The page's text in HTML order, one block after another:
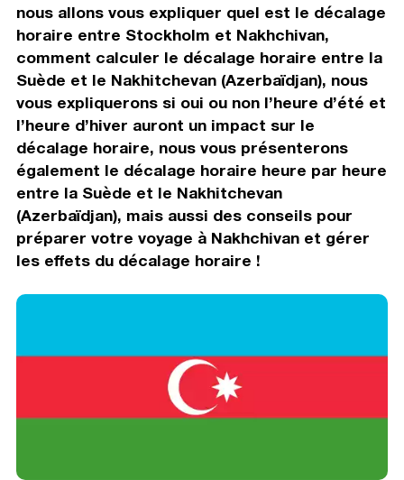
nous allons vous expliquer quel est le décalage
horaire entre Stockholm et Nakhchivan,
comment calculer le décalage horaire entre la
Suède et le Nakhitchevan (Azerbaïdjan), nous
vous expliquerons si oui ou non l’heure d’été et
l’heure d’hiver auront un impact sur le
décalage horaire, nous vous présenterons
également le décalage horaire heure par heure
entre la Suède et le Nakhitchevan
(Azerbaïdjan), mais aussi des conseils pour
préparer votre voyage à Nakhchivan et gérer
les effets du décalage horaire !